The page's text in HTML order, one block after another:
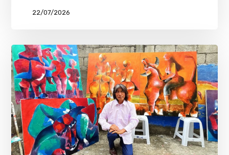
22/07/2026